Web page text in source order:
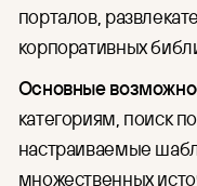
порталов,
корпоративных
Основные
категориям, поиск
настраиваемые
множественных